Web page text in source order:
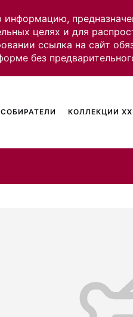
целях и для
ссылка на сайт
без
СОБИРАТЕЛИ КОЛЛЕКЦИИ